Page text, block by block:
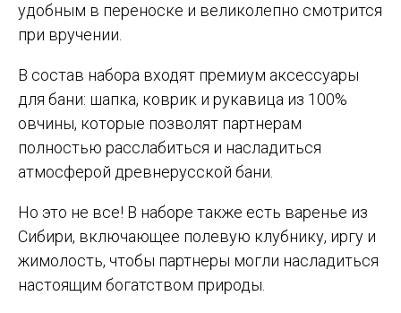
удобным в переноске и великолепно смотрится
при вручении.
В состав набора входят премиум аксессуары
для бани: шапка, коврик и рукавица из 100%
овчины, которые позволят партнерам
полностью расслабиться и насладиться
атмосферой древнерусской бани.
Но это не все! В наборе также есть варенье из
Сибири, включающее полевую клубнику, иргу и
жимолость, чтобы партнеры могли насладиться
настоящим богатством природы.